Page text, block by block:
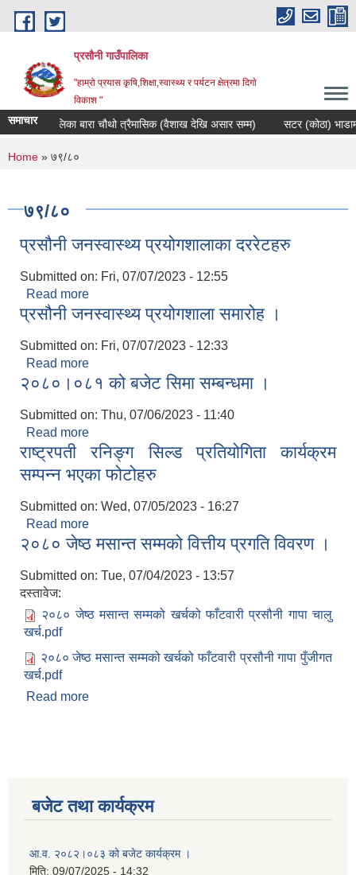
Skip to main content
प्रसौनी गाउँपालिका
"हाम्रो प्रयास कृषि,शिक्षा,स्वास्थ्य र पर्यटन क्षेत्रमा दिगाे
विकाश "
समाचार
गाउँपालिका बारा चौथो त्रैमासिक (वैशाख देखि असार सम्म) सटर (कोठा)
You are here
Home » ७९/८०
७९/८०
प्रसौनी जनस्वास्थ्य प्रयोगशालाका दररेटहरु
Submitted on: Fri, 07/07/2023 - 12:55
Read more
प्रसौनी जनस्वास्थ्य प्रयोगशाला समारोह ।
Submitted on: Fri, 07/07/2023 - 12:33
Read more
२०८०।०८१ को बजेट सिमा सम्बन्धमा ।
Submitted on: Thu, 07/06/2023 - 11:40
Read more
राष्ट्रपती रनिङ्ग सिल्ड प्रतियोगिता कार्यक्रम
सम्पन्न भएका फोटोहरु
Submitted on: Wed, 07/05/2023 - 16:27
Read more
सम्पन्न भएका फोटोहरु
२०८० जेष्ठ मसान्त सम्मको वित्तीय प्रगति विवरण ।
Submitted on: Tue, 07/04/2023 - 13:57
दस्तावेज:
२०८० जेष्ठ मसान्त सम्मको खर्चको फाँटवारी प्रसौनी गापा चालु
खर्च.pdf
२०८० जेष्ठ मसान्त सम्मको खर्चको फाँटवारी प्रसौनी गापा पुँजीगत
खर्च.pdf
Read more
बजेट तथा कार्यक्रम
आ.व. २०८२।०८३ को बजेट कार्यक्रम ।
मिति: 09/07/2025 - 14:32